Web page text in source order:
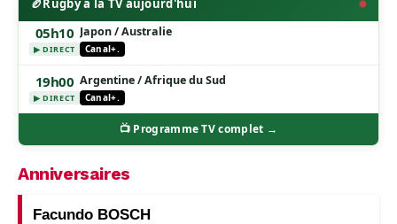
🏉Rugby à la TV aujourd'hui
05h10
▶ DIRECT
Japon / Australie
Canal+.
19h00
▶ DIRECT
Argentine / Afrique du Sud
Canal+.
📺 Programme TV complet →
Anniversaires
Facundo BOSCH